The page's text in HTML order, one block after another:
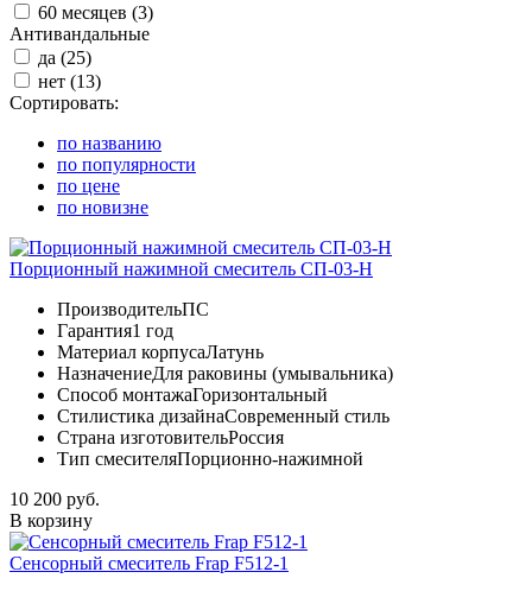
60 месяцев (3)
Антивандальные
да (25)
нет (13)
Сортировать:
по названию
по популярности
по цене
по новизне
Порционный нажимной смеситель СП-03-Н
ПроизводительПС
Гарантия1 год
Материал корпусаЛатунь
НазначениеДля раковины (умывальника)
Способ монтажаГоризонтальный
Стилистика дизайнаСовременный стиль
Страна изготовительРоссия
Тип смесителяПорционно-нажимной
10 200 руб.
В корзину
Сенсорный смеситель Frap F512-1